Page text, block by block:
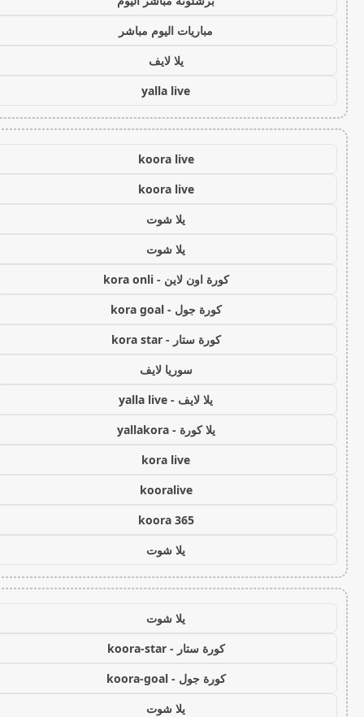
مباريات اليوم مباشر
يلا لايف
yalla live
koora live
koora live
يلا شوت
يلا شوت
كورة اون لاين - kora onli
كورة جول - kora goal
كورة ستار - kora star
سوريا لايف
يلا لايف - yalla live
يلا كورة - yallakora
kora live
kooralive
koora 365
يلا شوت
يلا شوت
كورة ستار - koora-star
كورة جول - koora-goal
يلا شوت